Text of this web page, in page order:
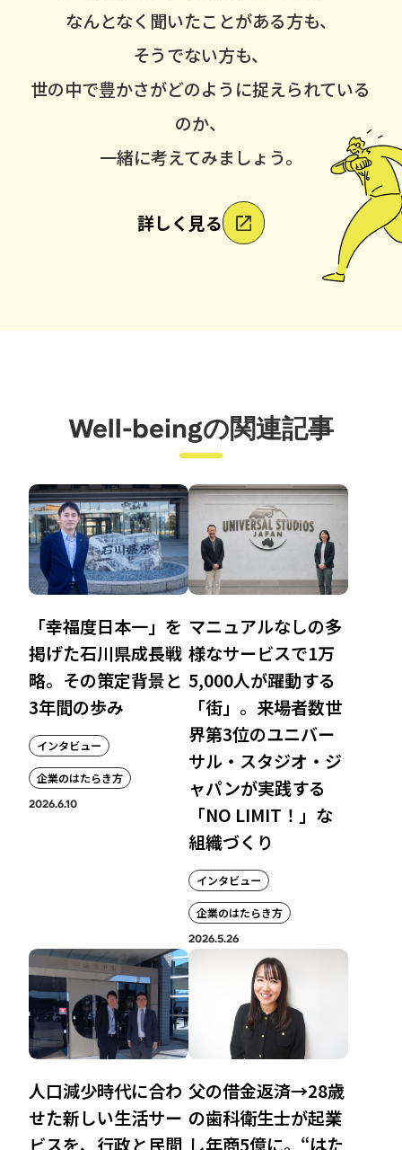
なんとなく聞いたことがある方も、
そうでない方も、
世の中で豊かさがどのように捉えられている
のか、
一緒に考えてみましょう。
詳しく見る
Well-beingの関連記事
「幸福度日本一」を
掲げた石川県成長戦
略。その策定背景と
3年間の歩み
インタビュー
企業のはたらき方
2026.6.10
マニュアルなしの多
様なサービスで1万
5,000人が躍動する
「街」。来場者数世
界第3位のユニバー
サル・スタジオ・ジ
ャパンが実践する
「NO LIMIT！」な
組織づくり
インタビュー
企業のはたらき方
2026.5.26
人口減少時代に合わ
せた新しい生活サー
ビスを、行政と民間
父の借金返済→28歳
の歯科衛生士が起業
し年商5億に。“はた